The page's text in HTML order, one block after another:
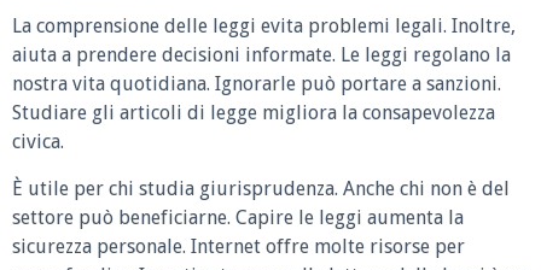
La comprensione delle leggi evita problemi legali. Inoltre,
aiuta a prendere decisioni informate. Le leggi regolano la
nostra vita quotidiana. Ignorarle può portare a sanzioni.
Studiare gli articoli di legge migliora la consapevolezza
civica.
È utile per chi studia giurisprudenza. Anche chi non è del
settore può beneficiarne. Capire le leggi aumenta la
sicurezza personale. Internet offre molte risorse per